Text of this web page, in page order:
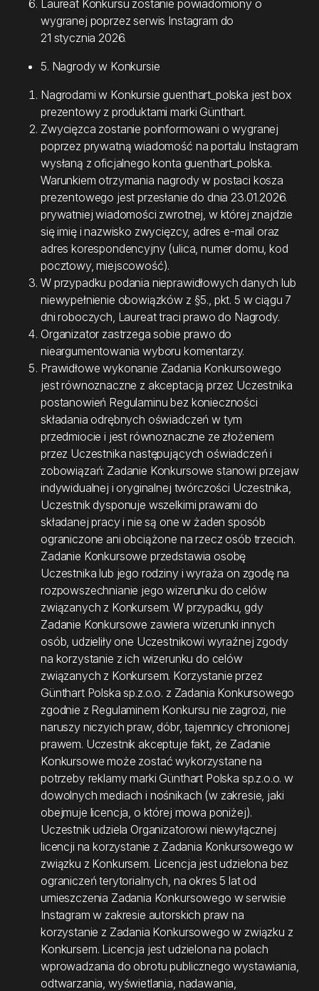
Laureat Konkursu zostanie powiadomiony o
wygranej poprzez serwis Instagram do
21 stycznia 2026.
5. Nagrody w Konkursie
Nagrodami w Konkursie guenthart_polska jest box
prezentowy z produktami marki Günthart.
Zwycięzca zostanie poinformowani o wygranej
poprzez prywatną wiadomość na portalu Instagram
wysłaną z oficjalnego konta guenthart_polska.
Warunkiem otrzymania nagrody w postaci kosza
prezentowego jest przesłanie do dnia 23.01.2026.
prywatniej wiadomości zwrotnej, w której znajdzie
się imię i nazwisko zwycięzcy, adres e-mail oraz
adres korespondencyjny (ulica, numer domu, kod
pocztowy, miejscowość).
W przypadku podania nieprawidłowych danych lub
niewypełnienie obowiązków z §5., pkt. 5 w ciągu 7
dni roboczych, Laureat traci prawo do Nagrody.
Organizator zastrzega sobie prawo do
nieargumentowania wyboru komentarzy.
Prawidłowe wykonanie Zadania Konkursowego
jest równoznaczne z akceptacją przez Uczestnika
postanowień Regulaminu bez konieczności
składania odrębnych oświadczeń w tym
przedmiocie i jest równoznaczne ze złożeniem
przez Uczestnika następujących oświadczeń i
zobowiązań: Zadanie Konkursowe stanowi przejaw
indywidualnej i oryginalnej twórczości Uczestnika,
Uczestnik dysponuje wszelkimi prawami do
składanej pracy i nie są one w żaden sposób
ograniczone ani obciążone na rzecz osób trzecich.
Zadanie Konkursowe przedstawia osobę
Uczestnika lub jego rodziny i wyraża on zgodę na
rozpowszechnianie jego wizerunku do celów
związanych z Konkursem. W przypadku, gdy
Zadanie Konkursowe zawiera wizerunki innych
osób, udzieliły one Uczestnikowi wyraźnej zgody
na korzystanie z ich wizerunku do celów
związanych z Konkursem. Korzystanie przez
Günthart Polska sp.z.o.o. z Zadania Konkursowego
zgodnie z Regulaminem Konkursu nie zagrozi, nie
naruszy niczyich praw, dóbr, tajemnicy chronionej
prawem. Uczestnik akceptuje fakt, że Zadanie
Konkursowe może zostać wykorzystane na
potrzeby reklamy marki Günthart Polska sp.z.o.o. w
dowolnych mediach i nośnikach (w zakresie, jaki
obejmuje licencja, o której mowa poniżej).
Uczestnik udziela Organizatorowi niewyłącznej
licencji na korzystanie z Zadania Konkursowego w
związku z Konkursem. Licencja jest udzielona bez
ograniczeń terytorialnych, na okres 5 lat od
umieszczenia Zadania Konkursowego w serwisie
Instagram w zakresie autorskich praw na
korzystanie z Zadania Konkursowego w związku z
Konkursem. Licencja jest udzielona na polach
wprowadzania do obrotu publicznego wystawiania,
odtwarzania, wyświetlania, nadawania,